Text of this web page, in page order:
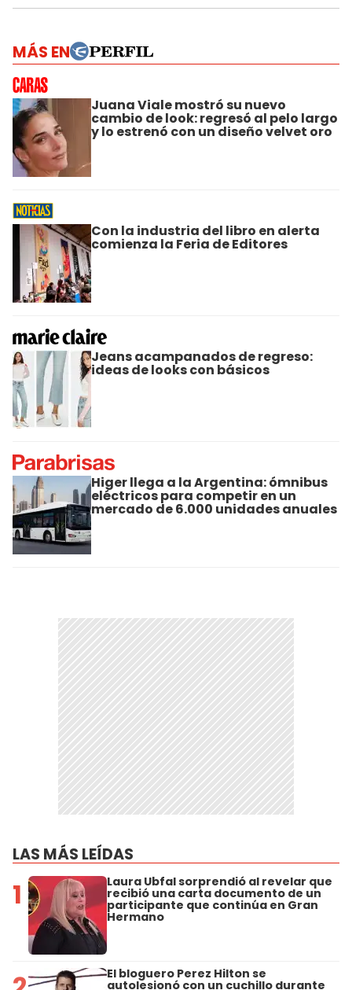
MÁS EN
Juana Viale mostró su nuevo
cambio de look: regresó al pelo largo
y lo estrenó con un diseño velvet oro
Con la industria del libro en alerta
comienza la Feria de Editores
Jeans acampanados de regreso:
ideas de looks con básicos
Higer llega a la Argentina: ómnibus
eléctricos para competir en un
mercado de 6.000 unidades anuales
LAS MÁS LEÍDAS
1 Laura Ubfal sorprendió al revelar que
recibió una carta documento de un
participante que continúa en Gran
Hermano
El bloguero Perez Hilton se
autolesionó con un cuchillo durante